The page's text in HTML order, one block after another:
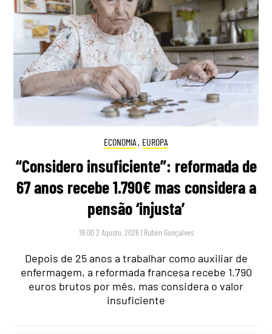
ECONOMIA , EUROPA
“Considero insuficiente”: reformada de
67 anos recebe 1.790€ mas considera a
pensão ‘injusta’
18:00 2 Agosto, 2026 | Rubén Gonçalves
Depois de 25 anos a trabalhar como auxiliar de
enfermagem, a reformada francesa recebe 1.790
euros brutos por mês, mas considera o valor
insuficiente